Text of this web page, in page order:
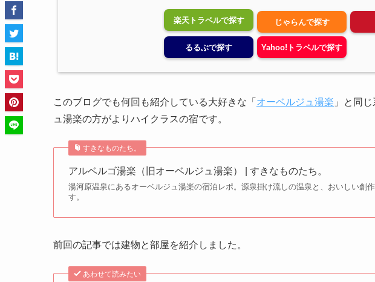
楽天トラベルで探す じゃらんで探す
るるぶで探す Yahoo!トラベルで探す
このブログでも何回も紹介している大好きな「 オーベルジュ湯楽 」と同
ュ湯楽の方がよりハイクラスの宿です。
すきなものたち。
アルベルゴ湯楽（旧オーベルジュ湯楽） | すきなものたち。
湯河原温泉にあるオーベルジュ湯楽の宿泊レポ。源泉掛け流しの温泉と、おいしい創
す。
前回の記事では建物と部屋を紹介しました。
あわせて読みたい